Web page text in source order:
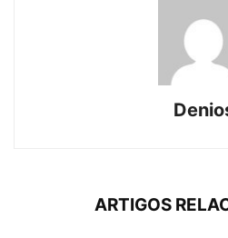
ARTIGOS